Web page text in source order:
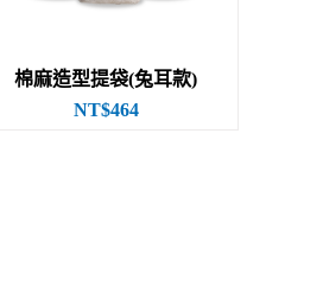
棉麻造型提袋(兔耳款)
NT$464